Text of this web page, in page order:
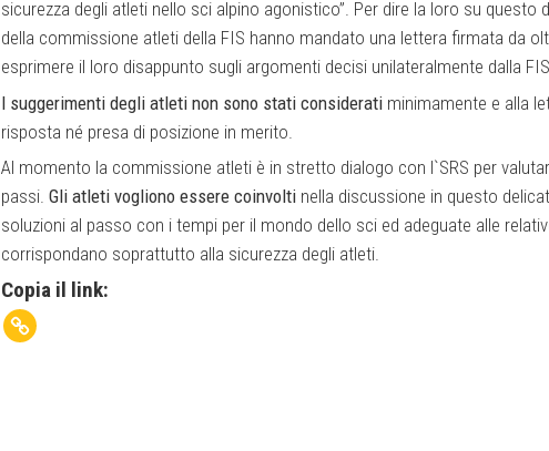
sicurezza degli atleti nello sci alpino agonistico”. Per dire la loro su
della commissione atleti della FIS hanno mandato una lettera firmata da
esprimere il loro disappunto sugli argomenti decisi unilateralmente dalla
I suggerimenti degli atleti non sono stati considerati minimamente e alla
risposta né presa di posizione in merito.
Al momento la commissione atleti è in stretto dialogo con l`SRS per
passi. Gli atleti vogliono essere coinvolti nella discussione in questo
soluzioni al passo con i tempi per il mondo dello sci ed adeguate alle
corrispondano soprattutto alla sicurezza degli atleti.
Copia il link: